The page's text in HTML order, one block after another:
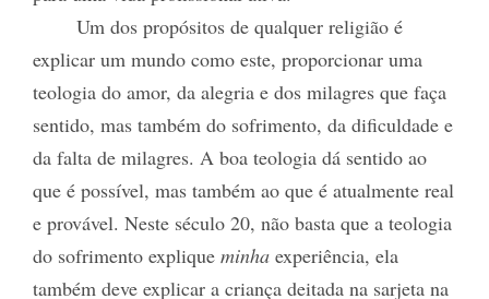
Um dos propósitos de qualquer religião é
explicar um mundo como este, proporcionar uma
teologia do amor, da alegria e dos milagres que faça
sentido, mas também do sofrimento, da dificuldade e
da falta de milagres. A boa teologia dá sentido ao
que é possível, mas também ao que é atualmente real
e provável. Neste século 20, não basta que a teologia
do sofrimento explique minhaexperiência, ela
também deve explicar a criança deitada na sarjeta na